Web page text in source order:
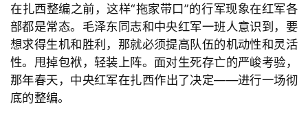
在扎西整编之前，这样“拖家带口”的行军现象在红军各
部都是常态。毛泽东同志和中央红军一班人意识到，要
想求得生机和胜利，那就必须提高队伍的机动性和灵活
性。甩掉包袱，轻装上阵。面对生死存亡的严峻考验，
那年春天，中央红军在扎西作出了决定——进行一场彻
底的整编。